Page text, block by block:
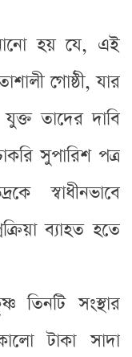
হয় যে, এই
গোষ্ঠী, যার
তাদের দাবি
সুপারিশ পত্র
স্বাধীনভাবে
ব্যাহত হতে
সংস্থার
টাকা সাদা